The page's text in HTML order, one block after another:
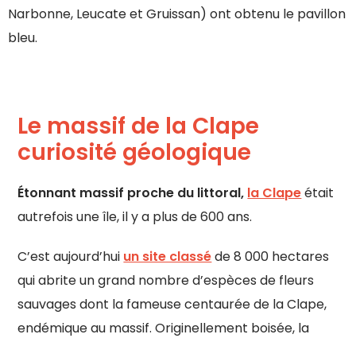
Narbonne, Leucate et Gruissan) ont obtenu le pavillon
bleu.
Le massif de la Clape
curiosité géologique
Étonnant massif proche du littoral, la Clapeétait
autrefois une île, il y a plus de 600 ans.
C’est aujourd’hui un site classéde 8 000 hectares
qui abrite un grand nombre d’espèces de fleurs
sauvages dont la fameuse centaurée de la Clape,
endémique au massif. Originellement boisée, la